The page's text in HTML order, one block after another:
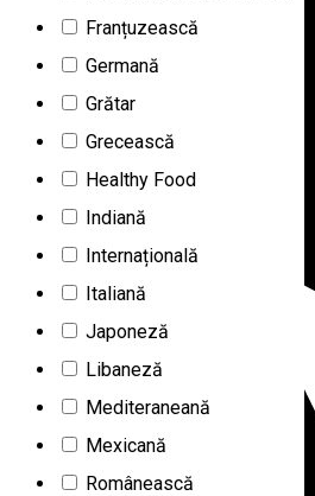
Franțuzească
Germană
Grătar
Grecească
Healthy Food
Indiană
Internațională
Italiană
Japoneză
Libaneză
Mediteraneană
Mexicană
Românească